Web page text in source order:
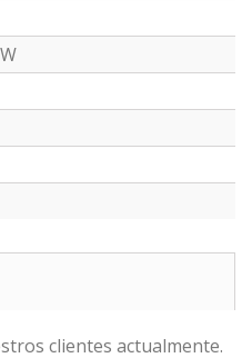
clientes actualmente.